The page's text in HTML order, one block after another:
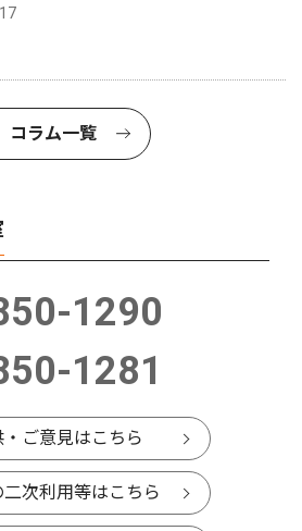
コラム一覧
1290
1281
ご意見はこちら
次利用等はこちら